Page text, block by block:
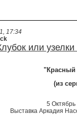
17:34
или
"Красный
(из
5 Октябрь
Выставка Аркадия